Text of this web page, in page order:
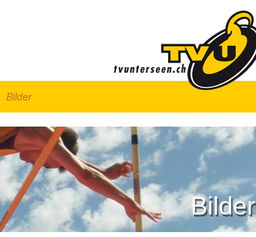
Bilder
2026
2025
2024
2023
2022
Bilder